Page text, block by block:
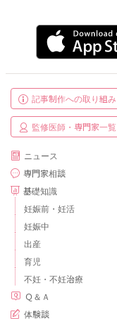
記事制作への取り組み
監修医師・専門家一覧
ニュース
専門家相談
基礎知識
妊娠前・妊活
妊娠中
出産
育児
不妊・不妊治療
Ｑ＆Ａ
体験談